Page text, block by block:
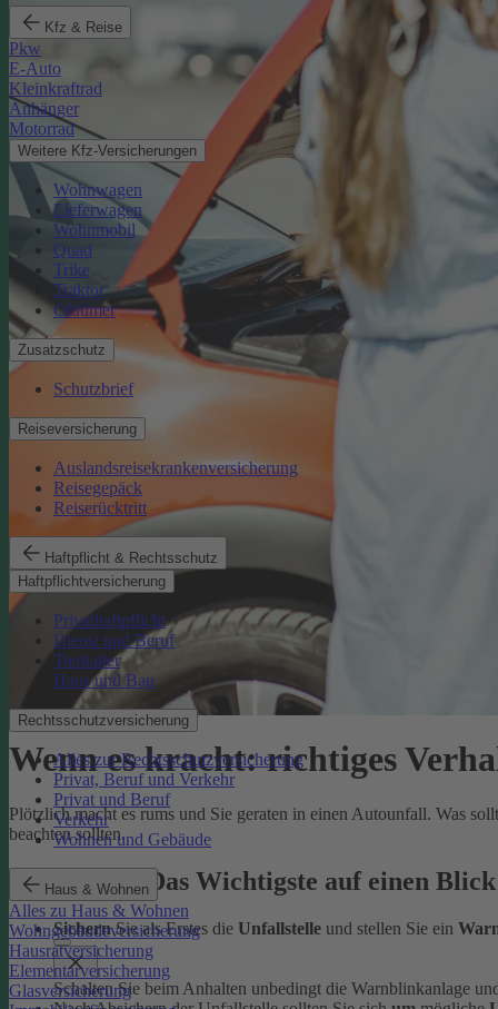
Kfz & Reise
Pkw
E-Auto
Kleinkraftrad
Anhänger
Motorrad
Weitere Kfz-Versicherungen
Wohnwagen
Lieferwagen
Wohnmobil
Quad
Trike
Traktor
Oldtimer
Zusatzschutz
Schutzbrief
Reiseversicherung
Auslandsreisekrankenversicherung
Reisegepäck
Reiserücktritt
Haftpflicht & Rechtsschutz
Haftpflichtversicherung
Privathaftpflicht
Dienst und Beruf
Tierhalter
Haus und Bau
Rechtsschutzversicherung
Alles zur Rechtsschutzversicherung
Privat, Beruf und Verkehr
Privat und Beruf
Verkehr
Wohnen und Gebäude
Haus & Wohnen
Alles zu Haus & Wohnen
Wohngebäudeversicherung
Hausratversicherung
Elementarversicherung
Glasversicherung
Wenn es kracht: richtiges
Plötzlich macht es rums und Sie geraten in einen Autounfall. Was
beachten sollten.
Autounfall: Das Wichtigste auf einen Blick
SichernSie als Erstes die Unfallstelle und stellen Sie ein
Schalten Sie beim Anhalten unbedingt die Warnblinkanlage